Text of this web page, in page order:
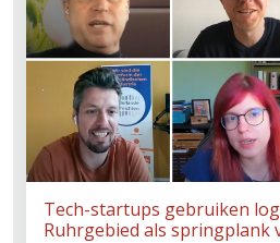
Tech-startups gebruiken
Ruhrgebied als springplank